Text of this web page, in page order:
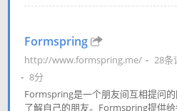
Formspring
http://www.formspring.me/
28条
8分
Formspring是一个朋友间互相提问
了解自己的朋友。Formspring提供